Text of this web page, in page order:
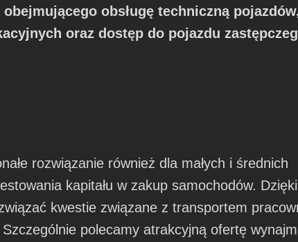
obsługę techniczną
oraz dostęp do pojazdu
rozwiązanie również dla małych i średnich
kapitału w zakup samochodów. Dzięki
kwestie związane z transportem
polecamy atrakcyjną ofertę